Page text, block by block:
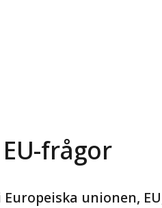
frågor
Europeiska unionen,